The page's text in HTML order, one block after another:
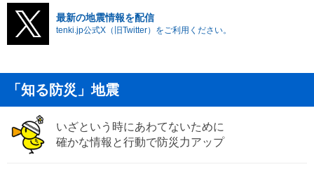
最新の地震情報を配信
tenki.jp公式X（旧Twitter）をご利用ください。
「知る防災」地震
いざという時にあわてないために
確かな情報と行動で防災力アップ